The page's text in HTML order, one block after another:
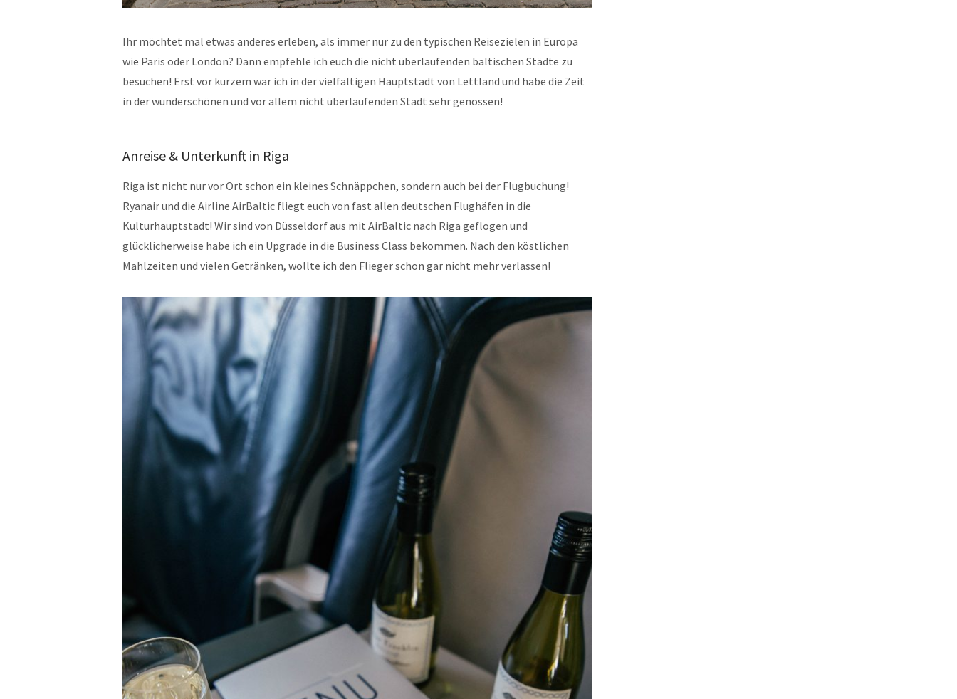
Ihr möchtet mal etwas anderes erleben, als immer nur zu den typischen Reisezielen in Europa
wie Paris oder London? Dann empfehle ich euch die nicht überlaufenden baltischen Städte zu
besuchen! Erst vor kurzem war ich in der vielfältigen Hauptstadt von Lettland und habe die Zeit
in der wunderschönen und vor allem nicht überlaufenden Stadt sehr genossen!
Anreise & Unterkunft in Riga
Riga ist nicht nur vor Ort schon ein kleines Schnäppchen, sondern auch bei der Flugbuchung!
Ryanair und die Airline AirBaltic fliegt euch von fast allen deutschen Flughäfen in die
Kulturhauptstadt! Wir sind von Düsseldorf aus mit AirBaltic nach Riga geflogen und
glücklicherweise habe ich ein Upgrade in die Business Class bekommen. Nach den köstlichen
Mahlzeiten und vielen Getränken, wollte ich den Flieger schon gar nicht mehr verlassen!